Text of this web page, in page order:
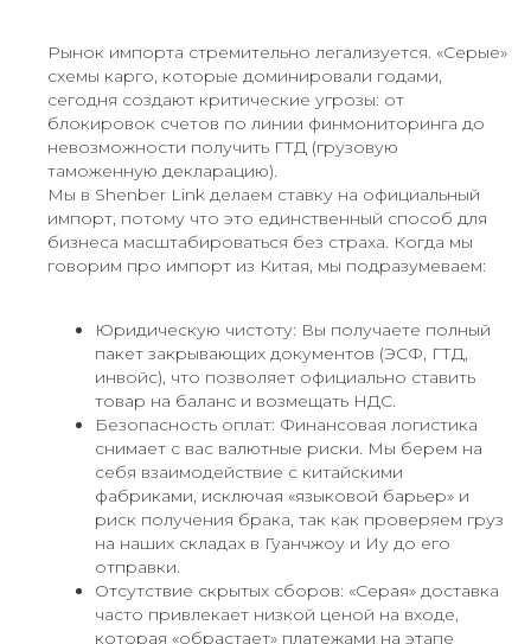
Рынок импорта стремительно легализуется. «Серые»
схемы карго, которые доминировали годами,
сегодня создают критические угрозы: от
блокировок счетов по линии финмониторинга до
невозможности получить ГТД (грузовую
таможенную декларацию).
Мы в Shenber Link делаем ставку на официальный
импорт, потому что это единственный способ для
бизнеса масштабироваться без страха. Когда мы
говорим про импорт из Китая, мы подразумеваем:
Юридическую чистоту: Вы получаете полный
пакет закрывающих документов (ЭСФ, ГТД,
инвойс), что позволяет официально ставить
товар на баланс и возмещать НДС.
Безопасность оплат: Финансовая логистика
снимает с вас валютные риски. Мы берем на
себя взаимодействие с китайскими
фабриками, исключая «языковой барьер» и
риск получения брака, так как проверяем груз
на наших складах в Гуанчжоу и Иу до его
отправки.
Отсутствие скрытых сборов: «Серая» доставка
часто привлекает низкой ценой на входе,
которая «обрастает» платежами на этапе